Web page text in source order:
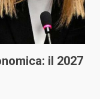
il 2027